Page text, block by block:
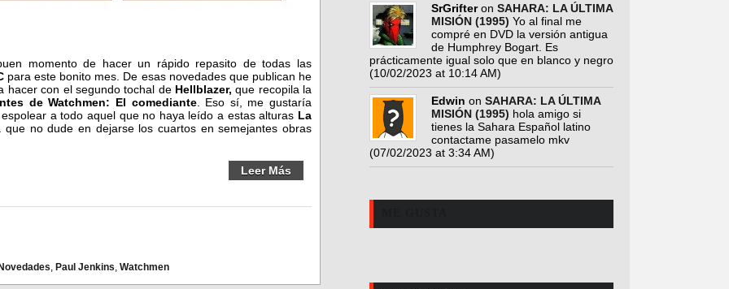
momento de hacer un rápido repasito de todas las
para este bonito mes. De esas novedades que publican he
hacer con el segundo tochal de Hellblazer,que recopila la
de Watchmen: El comediante. Eso sí, me gustaría
a todo aquel que no haya leído a estas alturas La
que no dude en dejarse los cuartos en semejantes obras
Leer Más
Novedades, Paul Jenkins, Watchmen
SrGrifteron SAHARA: LA ÚLTIMA
MISIÓN (1995) Yo al final me
compré en DVD la versión antigua
de Humphrey Bogart. Es
prácticamente igual solo que en blanco y negro
(10/02/2023 at 10:14 AM)
Edwin on SAHARA: LA ÚLTIMA
MISIÓN (1995) hola amigo si
tienes la Sahara Español latino
contactame pasamelo mkv
(07/02/2023 at 3:34 AM)